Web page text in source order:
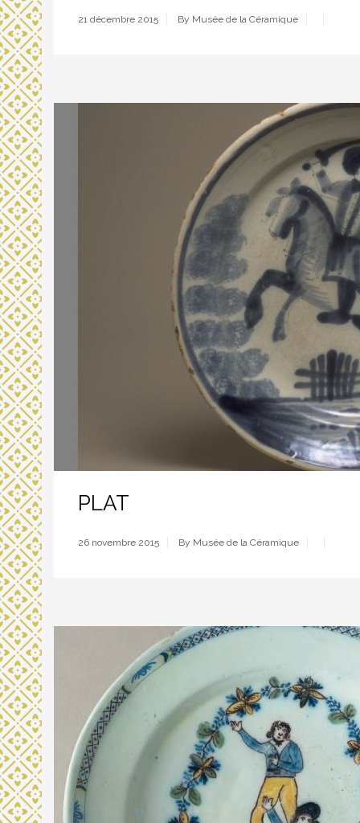
21 décembre 2015 By Musée de la Céramique
PLAT
26 novembre 2015 By Musée de la Céramique